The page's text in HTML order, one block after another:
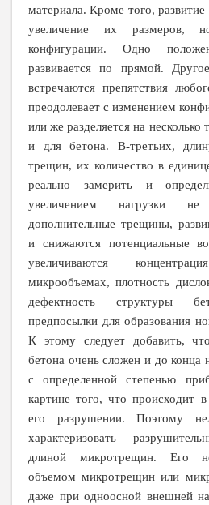
материала. Кроме того,
увеличение их размеров,
конфигурации. Одно
развивается по прямой.
встречаются препятствия
преодолевает с изменением
или же разделяется на
и для бетона. В-третьих,
трещин, их количество в
реально замерить и
увеличением нагрузки
дополнительные трещины,
и снижаются потенциальные
увеличиваются
микрообъемах, плотность
дефектность структуры
предпосылки для образования
К этому следует добавить,
бетона очень сложен и до
с определенной степенью
картине того, что происходит
его разрушении. Поэтому
характеризовать
длиной микротрещин. Его
объемом микротрещин или
даже при одноосной внешней